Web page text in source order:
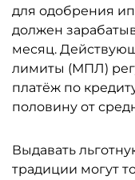
для одобрения
должен
месяц.
лимиты (МПЛ)
платёж по
половину от
Выдавать
традиции могут